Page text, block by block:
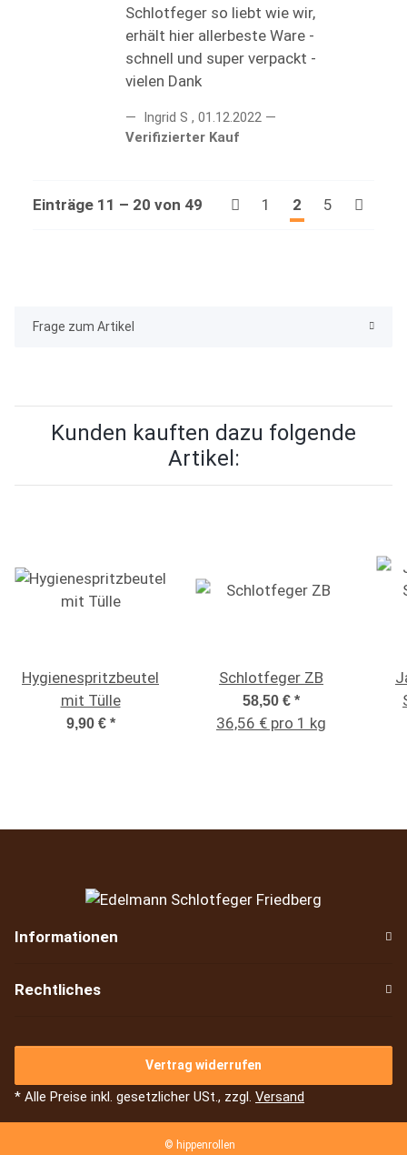
Schlotfeger so liebt wie wir,
erhält hier allerbeste Ware -
schnell und super verpackt -
vielen Dank
Ingrid S , 01.12.2022
Verifizierter Kauf
Einträge 11 – 20 von 49 1 2 5
Frage zum Artikel
Kunden kauften dazu folgende
Artikel:
Hygienespritzbeutel
mit Tülle
9,90 € *
Schlotfeger ZB
58,50 € *
36,56 € pro 1 kg
Informationen
Rechtliches
Vertrag widerrufen
* Alle Preise inkl. gesetzlicher USt., zzgl. Versand
© hippenrollen